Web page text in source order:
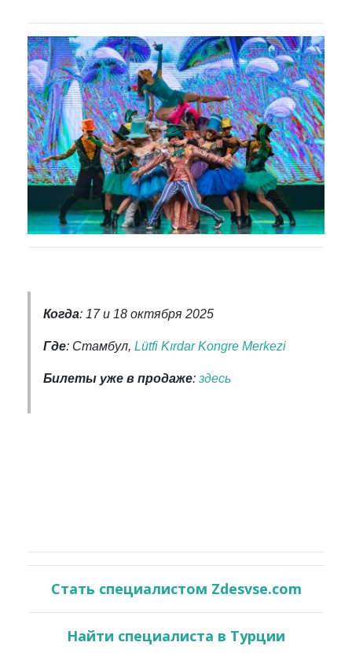
Когда: 17 и 18 октября 2025
Где: Стамбул, Lütfi Kırdar Kongre Merkezi
Билеты уже в продаже: здесь
Стать специалистом Zdesvse.com
Найти специалиста в Турции